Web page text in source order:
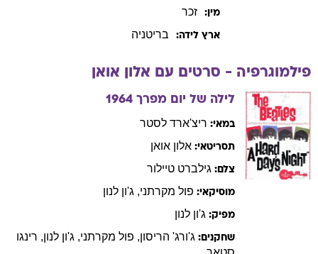
מין: זכר
ארץ לידה: בריטניה
פילמוגרפיה - סרטים עם אלון אואן
לילה של יום מפרך 1964
במאי: ריצ'ארד לסטר
תסריטאי: אלון אואן
צלם: גילברט טיילור
מוסיקאי: פול מקרתני, ג'ון לנון
מפיק: ג'ון לנון
שחקנים: ג'ורג' הריסון, פול מקרתני, ג'ון לנון, רינגו